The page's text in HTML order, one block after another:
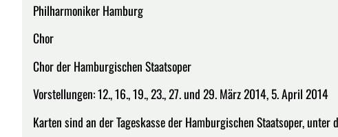
Philharmoniker Hamburg
Chor
Chor der Hamburgischen Staatsoper
Vorstellungen: 12., 16., 19., 23., 27. und 29. März 2014, 5. April 2014
Karten sind an der Tageskasse der Hamburgischen Staatsoper, unter